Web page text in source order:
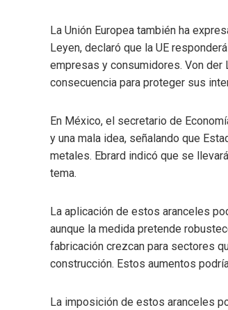
La Unión Europea también ha
Leyen, declaró que la UE
empresas y consumidores. Von
consecuencia para proteger sus
En México, el secretario de
y una mala idea, señalando que
metales. Ebrard indicó que se
tema.
La aplicación de estos aranceles
aunque la medida pretende
fabricación crezcan para sectores
construcción. Estos aumentos
La imposición de estos aranceles